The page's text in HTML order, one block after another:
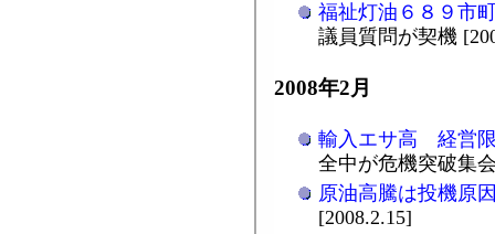
福祉灯油６８９市
議員質問が契機
2008年2月
輸入エサ高 経営
全中が危機突破集
原油高騰は投機原
[2008.2.15]